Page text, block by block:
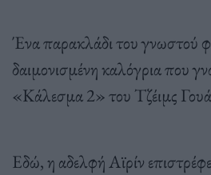
Ένα παρακλάδι του γνωστού
δαιμονισμένη καλόγρια που
«Κάλεσμα 2» του Τζέιμς
Εδώ, η αδελφή Αϊρίν